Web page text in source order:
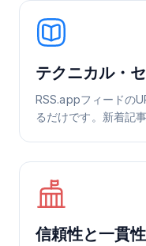
テクニカル・
RSS.appフィードの
るだけです。新着記
信頼性と一貫性